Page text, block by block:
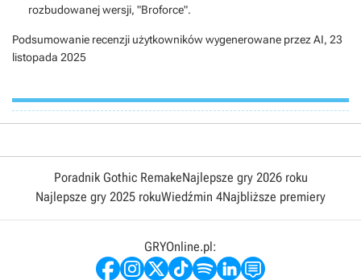
rozbudowanej wersji, "Broforce".
Podsumowanie recenzji użytkowników wygenerowane przez AI, 23
listopada 2025
Poradnik Gothic RemakeNajlepsze gry 2026 roku
Najlepsze gry 2025 rokuWiedźmin 4Najbliższe premiery
GRYOnline.pl: